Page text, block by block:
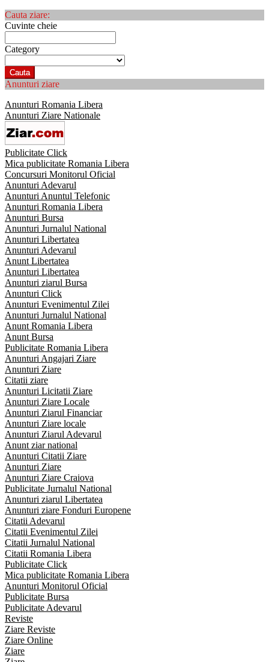
Cauta ziare:
Cuvinte cheie
Category
Cauta
Anunturi ziare
Anunturi Romania Libera
Anunturi Ziare Nationale
Publicitate Click
Mica publicitate Romania Libera
Concursuri Monitorul Oficial
Anunturi Adevarul
Anunturi Anuntul Telefonic
Anunturi Romania Libera
Anunturi Bursa
Anunturi Jurnalul National
Anunturi Libertatea
Anunturi Adevarul
Anunt Libertatea
Anunturi Libertatea
Anunturi ziarul Bursa
Anunturi Click
Anunturi Evenimentul Zilei
Anunturi Jurnalul National
Anunt Romania Libera
Anunt Bursa
Publicitate Romania Libera
Anunturi Angajari Ziare
Anunturi Ziare
Citatii ziare
Anunturi Licitatii Ziare
Anunturi Ziare Locale
Anunturi Ziarul Financiar
Anunturi Ziare locale
Anunturi Ziarul Adevarul
Anunt ziar national
Anunturi Citatii Ziare
Anunturi Ziare
Anunturi Ziare Craiova
Publicitate Jurnalul National
Anunturi ziarul Libertatea
Anunturi ziare Fonduri Europene
Citatii Adevarul
Citatii Evenimentul Zilei
Citatii Jurnalul National
Citatii Romania Libera
Publicitate Click
Mica publicitate Romania Libera
Anunturi Monitorul Oficial
Publicitate Bursa
Publicitate Adevarul
Reviste
Ziare Reviste
Ziare Online
Ziare